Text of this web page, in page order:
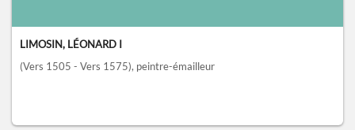
LIMOSIN, LÉONARD I
(Vers 1505 - Vers 1575), peintre-émailleur